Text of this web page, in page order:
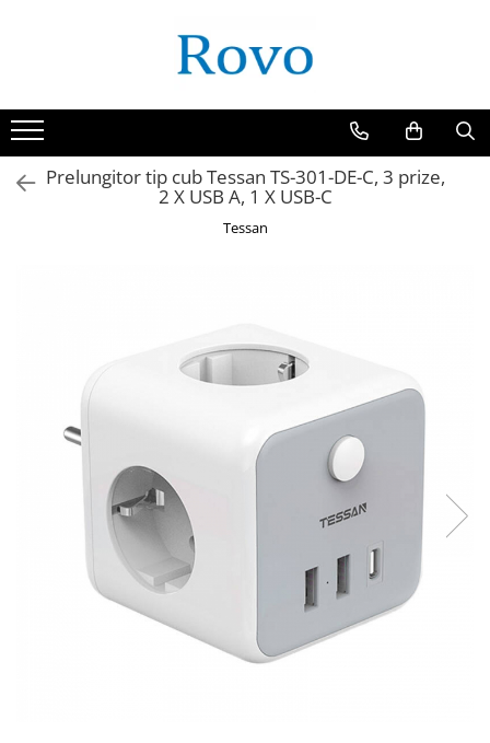
Corpuri de Iluminat
Intrerupatoare - Relee - Senzori
Prize - Prelungitoare - Sigurante
Resigilate
Prelungitor tip cub Tessan TS-301-DE-C, 3 prize,
2 X USB A, 1 X USB-C
Tessan